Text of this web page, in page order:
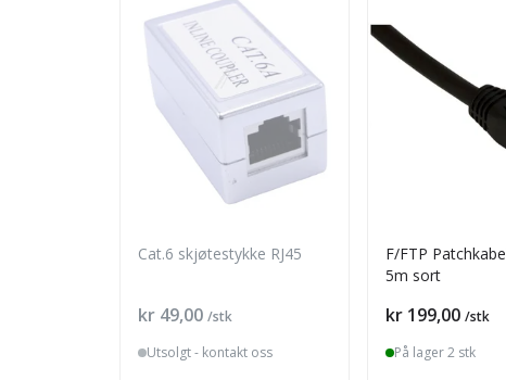
Cat.6 skjøtestykke RJ45
Pris
kr 49,00 /stk
Utsolgt - kontakt oss
F/FTP
5m sort
Pris
kr 199,00 /stk
På lager 2 stk